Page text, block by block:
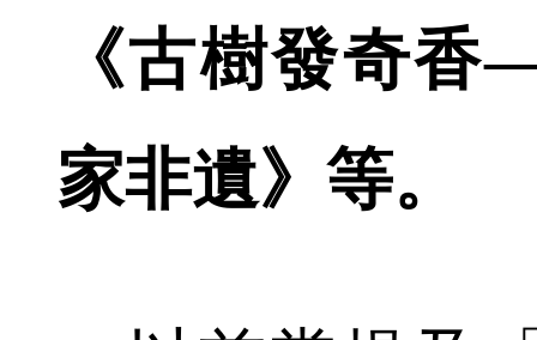
《古樹發奇
家非遺》等。